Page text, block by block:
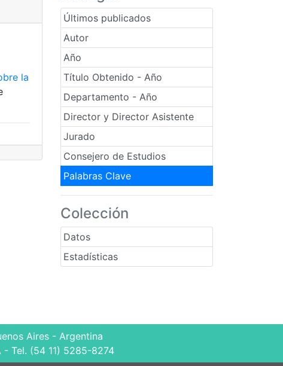
Últimos publicados
Autor
Año
Título Obtenido - Año
Departamento - Año
Director y Director Asistente
Jurado
Consejero de Estudios
Palabras Clave
Colección
Datos
Estadísticas
la
Aires - Argentina
- Tel. (54 11) 5285-8274